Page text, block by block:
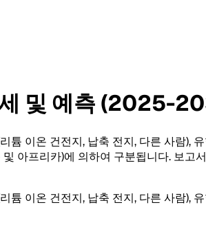
세 및 예측 (2025-
이온 건전지, 납축 전지, 다른 사람),
아프리카)에 의하여 구분됩니다. 보고
이온 건전지, 납축 전지, 다른 사람),